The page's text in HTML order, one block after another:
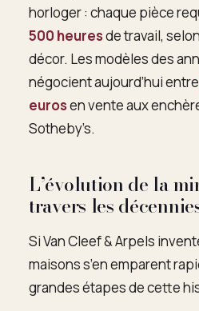
horloger : chaque pièce
500 heuresde travail,
décor. Les modèles des
négocient aujourd’hui entre
eurosen vente aux
Sotheby’s.
L’évolution de la
travers les
Si Van Cleef & Arpels
maisons s’en emparent
grandes étapes de cette